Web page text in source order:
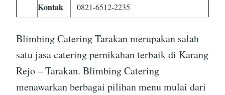
Kontak
0821-6512-2235
Blimbing Catering Tarakan merupakan salah
satu jasa catering pernikahan terbaik di Karang
Rejo – Tarakan. Blimbing Catering
menawarkan berbagai pilihan menu mulai dari